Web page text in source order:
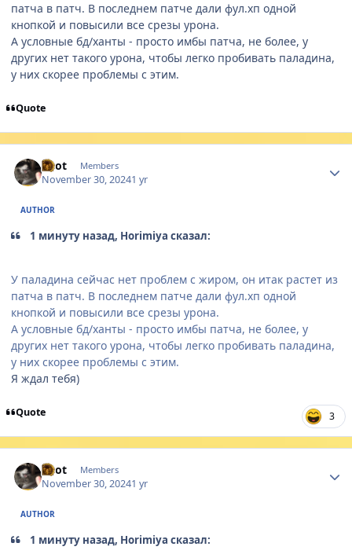
патча в патч. В последнем патче дали фул.хп одной
кнопкой и повысили все срезы урона.
А условные бд/ханты - просто имбы патча, не более, у
других нет такого урона, чтобы легко пробивать паладина,
у них скорее проблемы с этим.
Quote
Enot Members
November 30, 20241 yr
AUTHOR
1 минуту назад, Horimiya сказал:
У паладина сейчас нет проблем с жиром, он итак растет из
патча в патч. В последнем патче дали фул.хп одной
кнопкой и повысили все срезы урона.
А условные бд/ханты - просто имбы патча, не более, у
других нет такого урона, чтобы легко пробивать паладина,
у них скорее проблемы с этим.
Я ждал тебя)
Quote 3
Enot Members
November 30, 20241 yr
AUTHOR
1 минуту назад, Horimiya сказал: